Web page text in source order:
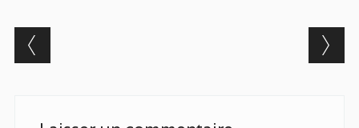
Post navigation